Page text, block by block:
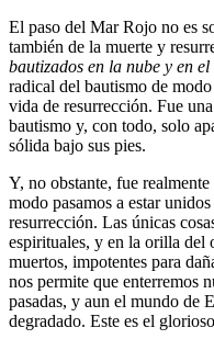
El paso del Mar Rojo no es
también de la muerte y
bautizados en la nube y en
radical del bautismo de
vida de resurrección. Fue
bautismo y, con todo, solo
sólida bajo sus pies.
Y, no obstante, fue
modo pasamos a estar
resurrección. Las únicas
espirituales, y en la orilla del
muertos, impotentes para
nos permite que enterremos
pasadas, y aun el mundo de
degradado. Este es el